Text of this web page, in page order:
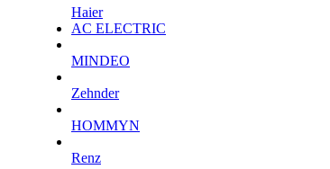
Haier
AC ELECTRIC
MINDEO
Zehnder
HOMMYN
Renz